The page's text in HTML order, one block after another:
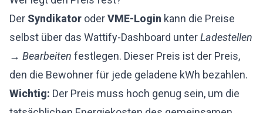
Der Syndikator oderVME-Login kann die Preise
selbst über das Wattify-Dashboard unterLadestellen
→ Bearbeiten festlegen. Dieser Preis ist der Preis,
den die Bewohner für jede geladene kWh bezahlen.
Wichtig: Der Preis muss hoch genug sein, um die